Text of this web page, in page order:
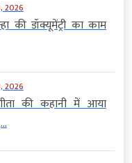
2026
की डॉक्यूमेंट्री का काम
2026
की कहानी में आया